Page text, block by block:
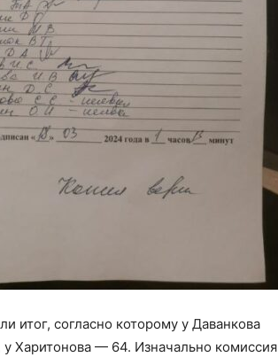
итог, согласно которому у Даванкова
Харитонова — 64. Изначально комиссия